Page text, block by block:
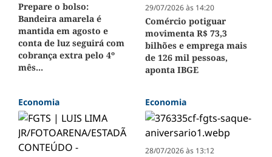
Prepare o bolso:
Bandeira amarela é
mantida em agosto e
conta de luz seguirá com
cobrança extra pelo 4º
mês...
29/07/2026 às 14:20
Comércio potiguar
movimenta R$ 73,3
bilhões e emprega mais
de 126 mil pessoas,
aponta IBGE
Economia Economia
28/07/2026 às 13:12